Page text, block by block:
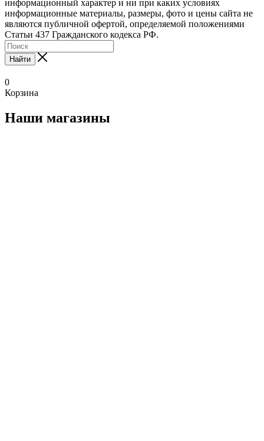
информационный характер и ни при каких условиях
информационные материалы, размеры, фото и цены сайта не
являются публичной офертой, определяемой положениями
Статьи 437 Гражданского кодекса РФ.
Найти
0
Корзина
Наши магазины